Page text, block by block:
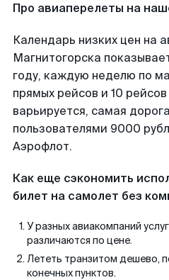
Про авиаперелеты на
Календарь низких цен на
Магнитогорска
году, каждую неделю по
прямых рейсов и 10
варьируется, самая
пользователями 9000
Аэрофлот.
Как еще сэкономить
билет на самолет без
У разных авиакомпаний
различаются по цене.
Лететь транзитом дешево,
конечных пунктов.